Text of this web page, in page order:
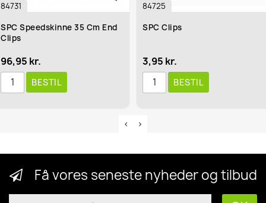
84731
SPC Speedskinne 35 Cm End
Clips
96,95 kr.
BESTIL
84725
SPC Clips
3,95 kr.
BESTIL
Få vores seneste nyheder og tilbud